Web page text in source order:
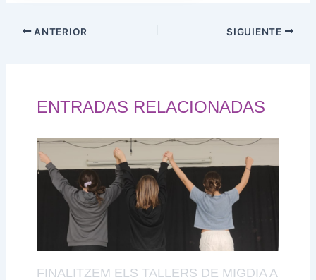
ANTERIOR SIGUIENTE
ENTRADAS RELACIONADAS
FINALITZEM ELS TALLERS DE MIGDIA A